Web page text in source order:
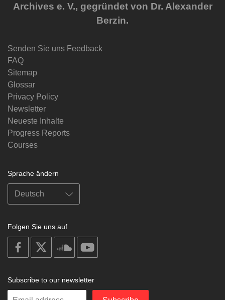
Archives e. V., gegründet von Dr. Alexander
Berzin.
Senden Sie uns Feedback
FAQ
Sitemap
Glossar
Privacy Policy
Newsletter
Neueste Inhalte
Progress Reports
Courses
Sprache ändern
Folgen Sie uns auf
on
facebook
soundcloud
Subscribe to our newsletter
Enter